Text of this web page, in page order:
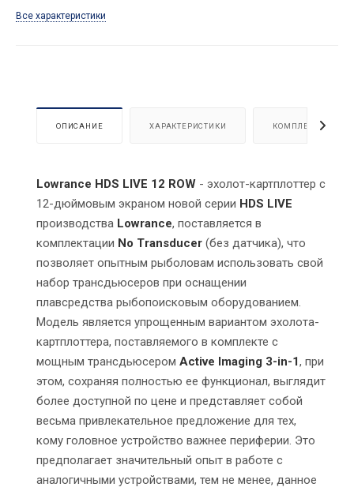
Все характеристики
ОПИСАНИЕ ХАРАКТЕРИСТИКИ КОМПЛЕКТАЦИЯ
Lowrance HDS LIVE 12 ROW - эхолот-картплоттер с
12-дюймовым экраном новой серии HDS LIVE
производства Lowrance, поставляется в
комплектации No Transducer (без датчика), что
позволяет опытным рыболовам использовать свой
набор трансдьюсеров при оснащении
плавсредства рыбопоисковым оборудованием.
Модель является упрощенным вариантом эхолота-
картплоттера, поставляемого в комплекте с
мощным трансдьюсером Active Imaging 3-in-1, при
этом, сохраняя полностью ее функционал, выглядит
более доступной по цене и представляет собой
весьма привлекательное предложение для тех,
кому головное устройство важнее периферии. Это
предполагает значительный опыт в работе с
аналогичными устройствами, тем не менее, данное